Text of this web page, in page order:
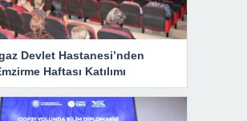
Devlet Hastanesi’nden
Haftası Katılımı